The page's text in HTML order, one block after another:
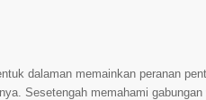
dalaman memainkan peranan
Sesetengah memahami